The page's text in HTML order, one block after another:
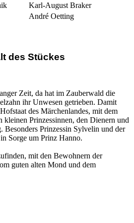
Karl-August Braker
André Oetting
des Stückes
Zeit, da hat im Zauberwald die
ihr Unwesen getrieben. Damit
des Märchenlandes, mit dem
kleinen Prinzessinnen, den Dienern und
Besonders Prinzessin Sylvelin und der
Sorge um Prinz Hanno.
mit den Bewohnern der
guten alten Mond und dem